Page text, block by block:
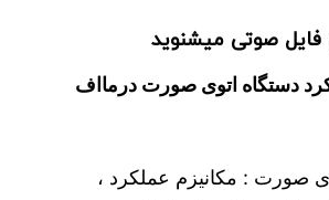
فایل صوتی میشنوید
دستگاه اتوی صورت درمااف
صورت : مکانیزم عملکرد ،